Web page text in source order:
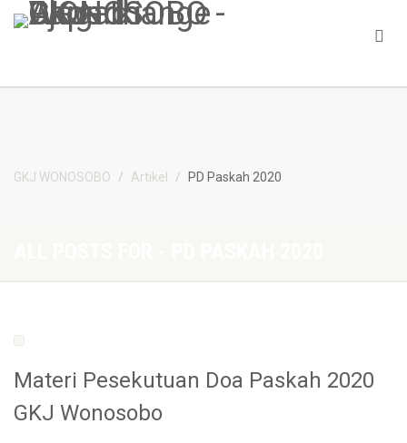
GKJ WONOSOBO Artikel PD Paskah 2020
Materi Pesekutuan Doa Paskah 2020
GKJ Wonosobo